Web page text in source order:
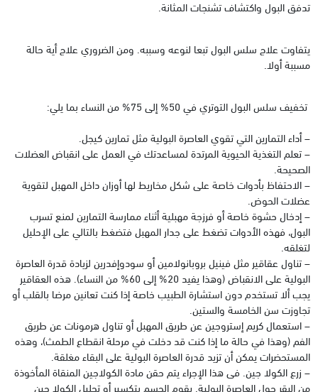
تدفق البول واكتشاف تشنجات المثانة.
‏يتفاوت علاج سلس البول تبعا لنوعه وسببه. ومن الضروري علاج أية حالة
مسببة أولا.
تخفيف سلس البول التوتري في 50% إلى 75‏% من النساء بما يلي:
– أداء التمارين التي تقوي العاصرة البولية مثل تمارين كيجل.
– تعلم التغذية الحيوية المرتدة لمساعدتك في العمل على انقباض العضلات
الصحيحة.
– الاحتفاظ بأدوات خاصة على شكل مخاريط لها أوزان داخل المهبل لتقوية
عضلات الحوض.
– إدخال حشوة خاصة أو فرزجة مهبلية أثناء ممارسة التمارين لمنع تسرب
البول، فهذه الأدوات تضغط على جدار المهبل فتضغط بالتالي على الإحليل
لتغلقه.
– تناول عقاقير مثل فينيل بروبانولامين أو سودوإفدرين لزيادة قدرة العاصرة
البولية على الانقباض (وهذا يفيد 20‏% إلى 60‏% من النساء). هذه العقاقير
يجب ألا تستخدم دون استشارة الطبيب خاصة إذا كنت تعانين مرضا بالقلب أو
تجاوزت سن الخامسة والستين.
– استعمال كريم إستروجين عن طريق المهبل أو تناول هرمونات عن طريق
الفم (وهذا في حالة ما إذا كنت قد دخلت في مرحلة انقطاع الطمث)، وهذه
المستحضرات يمكن أن تزيد قدرة العاصرة البولية على البقاء مغلقة.
– زرع الكولا جين. فى هذا الإجراء يتم حقن مادة الكولاجين المنقاة المأخوذة
من البقر حول العاصرة البولية. يقوم ‏الجسم بتكسير أو تحليل الكولا جين